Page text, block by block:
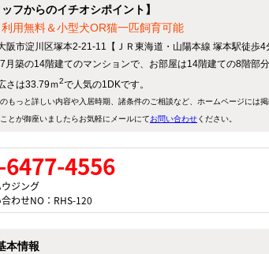
ッフからのイチオシポイント】
用無料＆小型犬OR猫一匹飼育可能
阪市淀川区塚本2-21-11【ＪＲ東海道・山陽本線 塚本駅徒歩4
月築の14階建てのマンションで、お部屋は14階建ての8階部分
さは33.79ｍ2で人気の1DKです。
もっと詳しい内容や入居時期、諸条件のご相談など、ホームページには
とが御座いましたらお気軽にメールにてお問い合わせください。
6477-4556
ジング
わせNO：RHS-120
本情報